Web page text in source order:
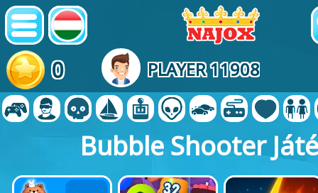
0 PLAYER 11908
Bubble Shooter